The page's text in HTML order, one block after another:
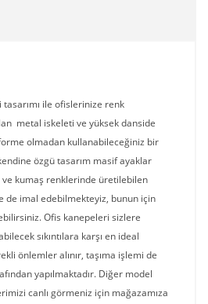
ile ofislerinize renk
metal iskeleti ve yüksek danside
olmadan kullanabileceğiniz bir
özgü tasarım masif ayaklar
ve kumaş renklerinde üretilebilen
de imal edebilmekteyiz, bunun için
Ofis kanepeleri sizlere
sıkıntılara karşı en ideal
önlemler alınır, taşıma işlemi de
yapılmaktadır. Diğer model
canlı görmeniz için mağazamıza